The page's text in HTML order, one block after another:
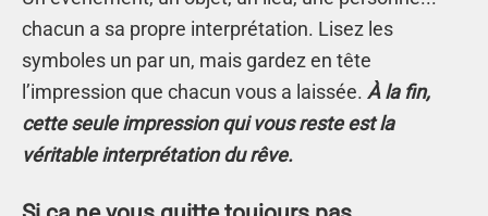
chacun a sa propre interprétation. Lisez les
symboles un par un, mais gardez en tête
l’impression que chacun vous a laissée. À la fin,
cette seule impression qui vous reste est la
véritable interprétation du rêve.